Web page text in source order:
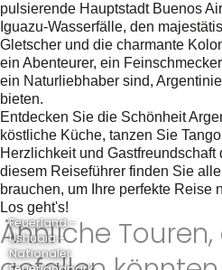
pulsierende Hauptstadt Buenos
Iguazu-Wasserfälle, den
Gletscher und die charmante
ein Abenteurer, ein
ein Naturliebhaber sind,
bieten.
Entdecken Sie die Schönheit
köstliche Küche, tanzen Sie
Herzlichkeit und
diesem Reiseführer finden Sie
brauchen, um Ihre perfekte Reise
Los geht's!
Ähnliche
Feuerland -
Ushuaia -
Nationaler